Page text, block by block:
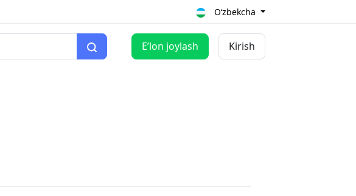
O‘zbekcha
Eʼlon joylash Kirish